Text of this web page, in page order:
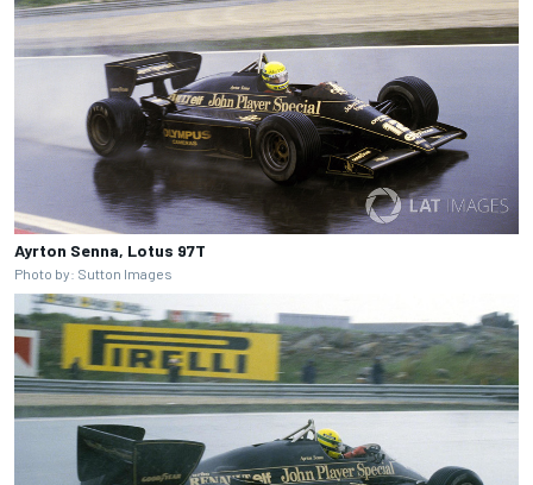
Ayrton Senna, Lotus 97T
Photo by: Sutton Images